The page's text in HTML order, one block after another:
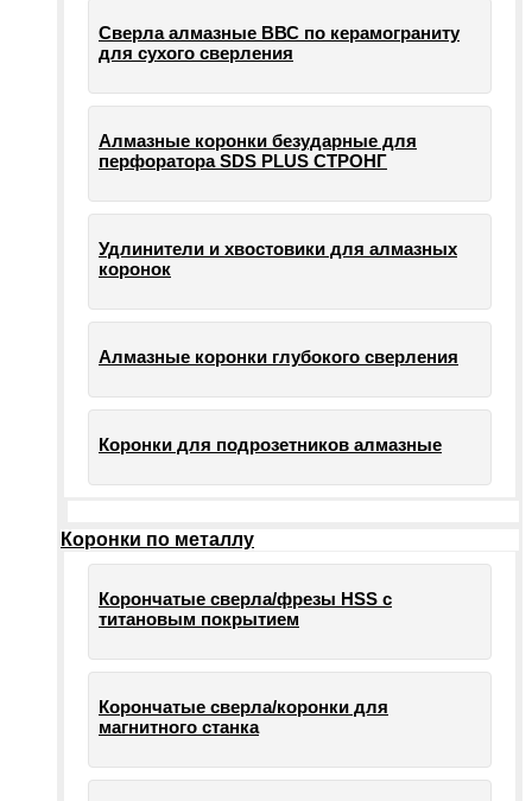
Сверла алмазные ВВС по керамограниту
для сухого сверления
Алмазные коронки безударные для
перфоратора SDS PLUS СТРОНГ
Удлинители и хвостовики для алмазных
коронок
Алмазные коронки глубокого сверления
Коронки для подрозетников алмазные
Коронки по металлу
Корончатые сверла/фрезы HSS c
титановым покрытием
Корончатые сверла/коронки для
магнитного станка